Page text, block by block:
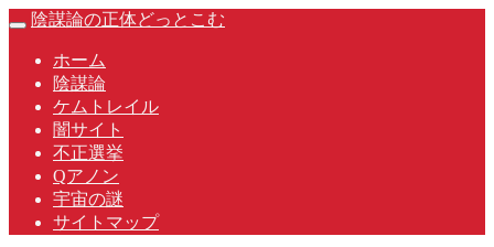
Skip
content
Toggle
陰謀論の正体どっとこむ
ホーム
陰謀論
ケムトレイル
闇サイト
不正選挙
Qアノン
宇宙の謎
サイトマップ